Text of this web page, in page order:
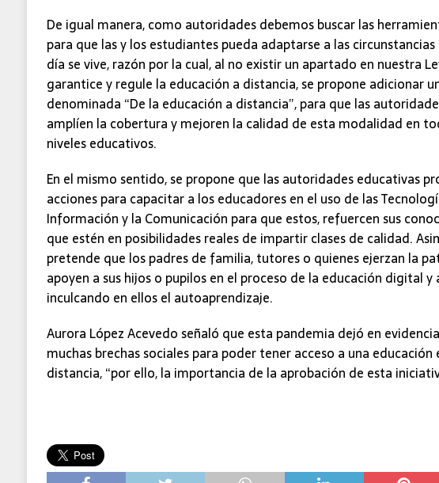
De igual manera, como autoridades debemos buscar las
para que las y los estudiantes pueda adaptarse a las
día se vive, razón por la cual, al no existir un apartado en nuestra
garantice y regule la educación a distancia, se propone adicionar
denominada “De la educación a distancia”, para que las
amplíen la cobertura y mejoren la calidad de esta modalidad en
niveles educativos.
En el mismo sentido, se propone que las autoridades educativas
acciones para capacitar a los educadores en el uso de las
Información y la Comunicación para que estos, refuercen sus
que estén en posibilidades reales de impartir clases de calidad.
pretende que los padres de familia, tutores o quienes ejerzan la
apoyen a sus hijos o pupilos en el proceso de la educación digital y
inculcando en ellos el autoaprendizaje.
Aurora López Acevedo señaló que esta pandemia dejó en
muchas brechas sociales para poder tener acceso a una
distancia, “por ello, la importancia de la aprobación de esta